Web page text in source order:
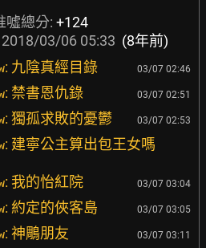
噓總分: +124
2018/03/06 05:33 (8年前)
: 九陰真經目錄 03/07 02:46
: 禁書恩仇錄 03/07 02:51
: 獨孤求敗的憂鬱 03/07 02:53
: 建寧公主算出包王女嗎
: 我的怡紅院 03/07 03:04
: 約定的俠客島 03/07 03:05
: 神鵰朋友 03/07 03:11